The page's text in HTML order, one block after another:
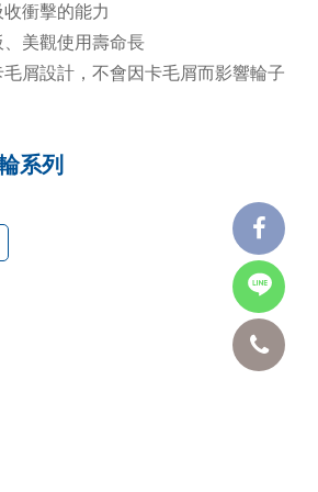
衝擊的能力
美觀使用壽命長
屑設計，不會因卡毛屑而影響輪子
系列